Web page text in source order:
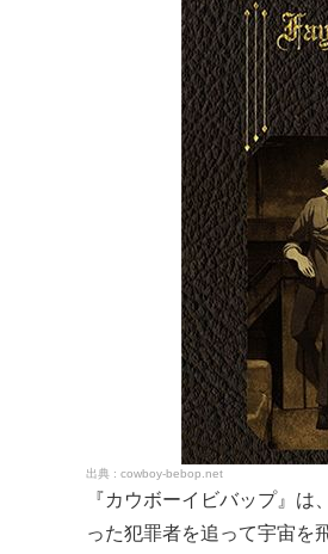
cowboy-bebop.net
『カウボーイビバップ』
った犯罪者を追って宇宙を